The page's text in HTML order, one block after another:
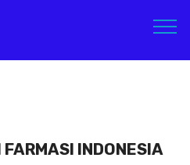
INDONESIA